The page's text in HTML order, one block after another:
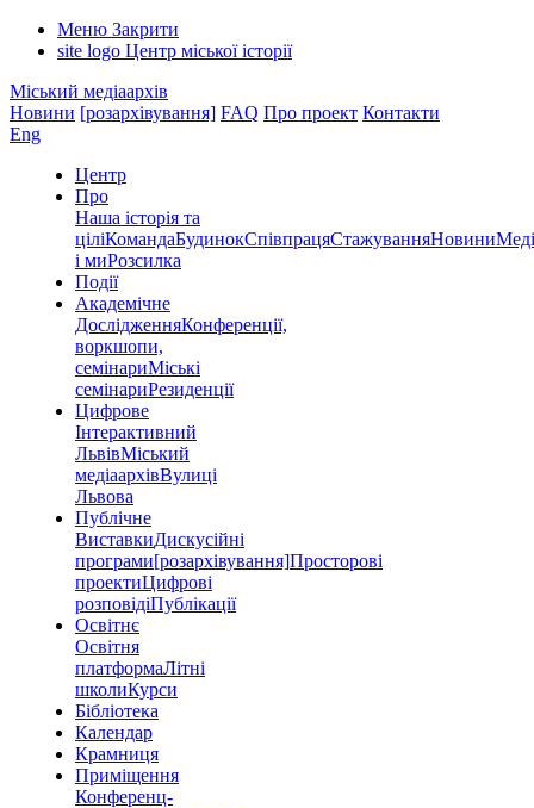
Меню Закрити
site logo Центр міської історії
Міський медіаархів
Новини [розархівування] FAQ Про проект Контакти
Eng
Центр
Про
Наша історія та
ціліКомандаБудинокСпівпрацяСтажуванняНовини
і миРозсилка
Події
Академічне
ДослідженняКонференції,
воркшопи,
семінариМіські
семінариРезиденції
Цифрове
Інтерактивний
ЛьвівМіський
медіаархівВулиці
Львова
Публічне
ВиставкиДискусійні
програми[розархівування]Просторові
проектиЦифрові
розповідіПублікації
Освітнє
Освітня
платформаЛітні
школиКурси
Бібліотека
Календар
Крамниця
Приміщення
Конференц-